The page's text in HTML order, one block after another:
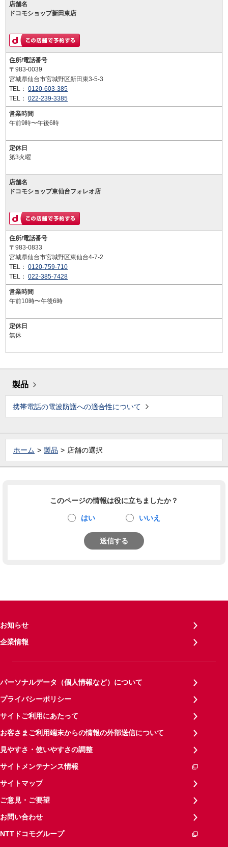
店舗名
ドコモショップ新田東店
住所/電話番号
〒983-0039
宮城県仙台市宮城野区新田東3-5-3
TEL： 0120-603-385
TEL： 022-239-3385
営業時間
午前9時〜午後6時
定休日
第3火曜
店舗名
ドコモショップ東仙台フォレオ店
住所/電話番号
〒983-0833
宮城県仙台市宮城野区東仙台4-7-2
TEL： 0120-759-710
TEL： 022-385-7428
営業時間
午前10時〜午後6時
定休日
無休
製品
携帯電話の電波防護への適合性について
ホーム 製品 店舗の選択
このページの情報は役に立ちましたか？
はい いいえ
送信する
お知らせ
企業情報
パーソナルデータ（個人情報など）について
プライバシーポリシー
サイトご利用にあたって
お客さまご利用端末からの情報の外部送信について
見やすさ・使いやすさの調整
サイトメンテナンス情報
サイトマップ
ご意見・ご要望
お問い合わせ
NTTドコモグループ